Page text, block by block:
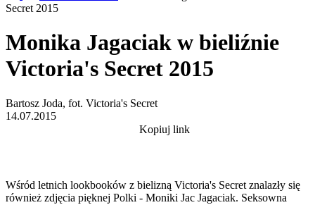
Secret 2015
Monika Jagaciak w bieliźnie
Victoria's Secret 2015
Bartosz Joda, fot. Victoria's Secret
14.07.2015
Kopiuj link
Wśród letnich lookbooków z bielizną Victoria's Secret znalazły się
również zdjęcia pięknej Polki - Moniki Jac Jagaciak. Seksowna